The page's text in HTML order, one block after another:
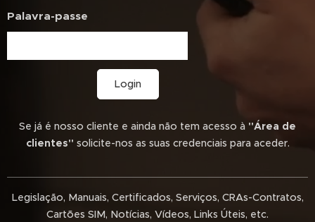
Palavra-passe
Login
Se já é nosso cliente e ainda não tem acesso à "Área de
clientes" solicite-nos as suas credenciais para aceder.
Legislação, Manuais, Certificados, Serviços, CRAs-Contratos,
Cartões SIM, Notícias, Vídeos, Links Úteis, etc.